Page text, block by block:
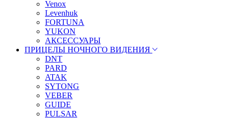
Venox
Levenhuk
FORTUNA
YUKON
АКСЕССУАРЫ
ПРИЦЕЛЫ НОЧНОГО ВИДЕНИЯ
DNT
PARD
ATAK
SYTONG
VEBER
GUIDE
PULSAR